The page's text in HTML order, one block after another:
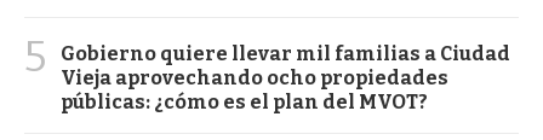
5
Gobierno quiere llevar mil familias a Ciudad
Vieja aprovechando ocho propiedades
públicas: ¿cómo es el plan del MVOT?